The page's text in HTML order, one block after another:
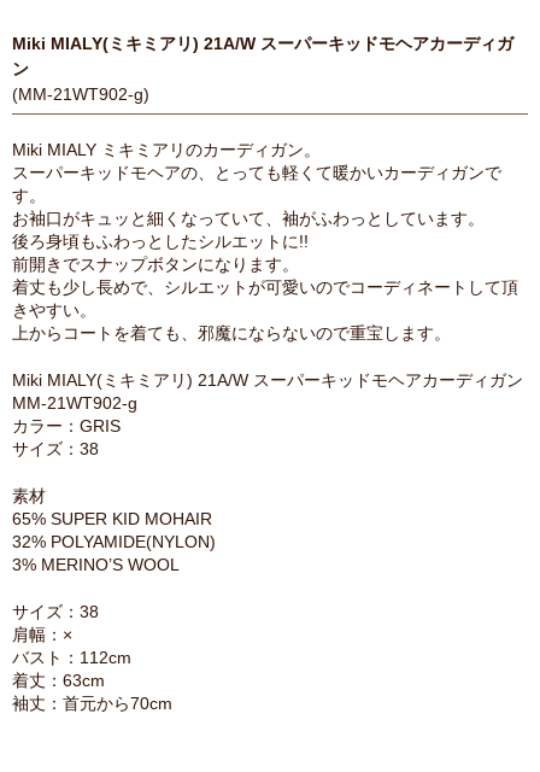
Miki MIALY(ミキミアリ) 21A/W スーパーキッドモヘアカーディガ
ン
(MM-21WT902-g)
Miki MIALY ミキミアリのカーディガン。
スーパーキッドモヘアの、とっても軽くて暖かいカーディガンで
す。
お袖口がキュッと細くなっていて、袖がふわっとしています。
後ろ身頃もふわっとしたシルエットに!!
前開きでスナップボタンになります。
着丈も少し長めで、シルエットが可愛いのでコーディネートして頂
きやすい。
上からコートを着ても、邪魔にならないので重宝します。
Miki MIALY(ミキミアリ) 21A/W スーパーキッドモヘアカーディガン
MM-21WT902-g
カラー：GRIS
サイズ：38
素材
65% SUPER KID MOHAIR
32% POLYAMIDE(NYLON)
3% MERINO’S WOOL
サイズ：38
肩幅：×
バスト：112cm
着丈：63cm
袖丈：首元から70cm